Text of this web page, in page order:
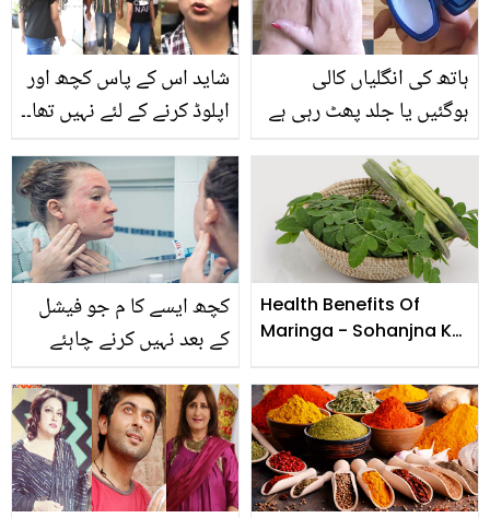
شاید اس کے پاس کچھ اور
اپلوڈ کرنے کے لئے نہیں تھا۔۔
نے بیٹی کے ساتھ ویڈیو کو
ڈرامہ کیوں کہا؟
ہاتھ کی انگلیاں کالی
ہوگئیں یا جلد پھٹ رہی ہے
میں کالی انگلیوں کو صاف
کرنے کا وہ طریقہ جو اس
سردی آپ کے بھی کام آئے
گا
کچھ ایسے کا م جو فیشل
کے بعد نہیں کرنے چاہئے
Health Benefits Of
Maringa - Sohanjna Ke